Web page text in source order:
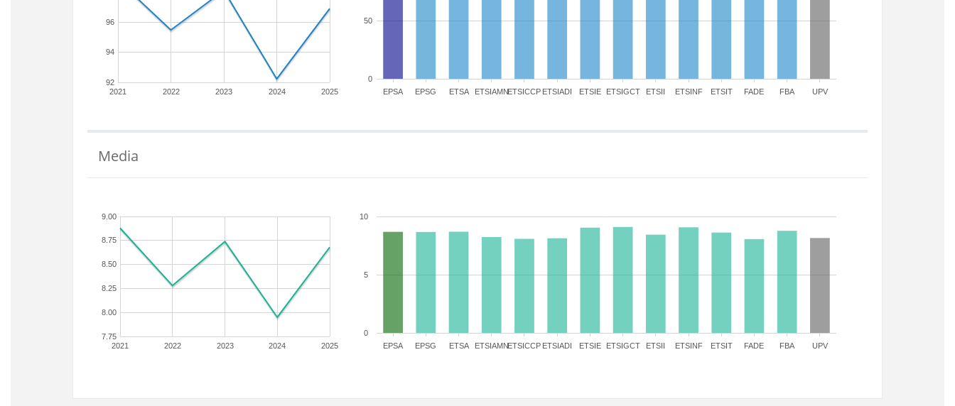
2021 2022 2023 2024 2025
92
94
96
EPSA EPSG ETSA ETSIAMNETSICCP ETSIADI ETSIE ETSIGCT ETSII ETSINF ETSIT FADE FBA UPV
0
50
Media
2021 2022 2023 2024 2025
7.75
8.00
8.25
8.50
8.75
9.00
EPSA EPSG ETSA ETSIAMNETSICCP ETSIADI ETSIE ETSIGCT ETSII ETSINF ETSIT FADE FBA UPV
0
5
10